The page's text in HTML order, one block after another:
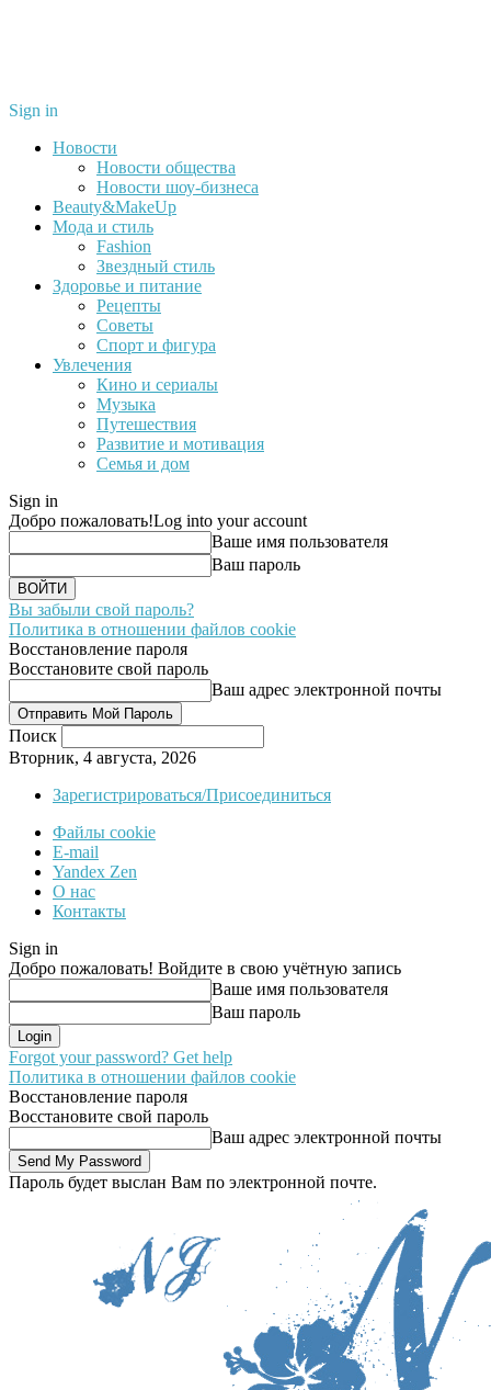
Sign in
Новости
Новости общества
Новости шоу-бизнеса
Beauty&MakeUp
Мода и стиль
Fashion
Звездный стиль
Здоровье и питание
Рецепты
Советы
Спорт и фигура
Увлечения
Кино и сериалы
Музыка
Путешествия
Развитие и мотивация
Семья и дом
Sign in
Добро пожаловать!Log into your account
Ваше имя пользователя
Ваш пароль
Вы забыли свой пароль?
Политика в отношении файлов cookie
Восстановление пароля
Восстановите свой пароль
Ваш адрес электронной почты
Поиск
Вторник, 4 августа, 2026
Зарегистрироваться/Присоединиться
Файлы cookie
E-mail
Yandex Zen
О нас
Контакты
Sign in
Добро пожаловать! Войдите в свою учётную запись
Ваше имя пользователя
Ваш пароль
Forgot your password? Get help
Политика в отношении файлов cookie
Восстановление пароля
Восстановите свой пароль
Ваш адрес электронной почты
Пароль будет выслан Вам по электронной почте.